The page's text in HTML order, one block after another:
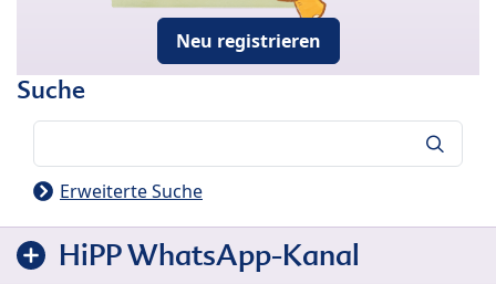
Neu registrieren
Suche
Erweiterte Suche
HiPP WhatsApp-Kanal